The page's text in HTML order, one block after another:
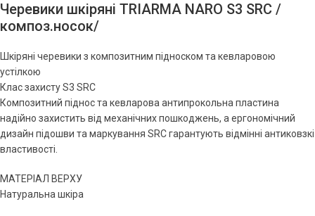
Черевики шкіряні TRIARMA NARO S3 SRC /
композ.носок/
Шкіряні черевики з композитним підноском та кевларовою
устілкою
Клас захисту S3 SRC
Композитний піднос та кевларова антипрокольна пластина
надійно захистить від механічних пошкоджень, а ергономічний
дизайн підошви та маркування SRC гарантують відмінні антиковзкі
властивості.
МАТЕРІАЛ ВЕРХУ
Натуральна шкіра